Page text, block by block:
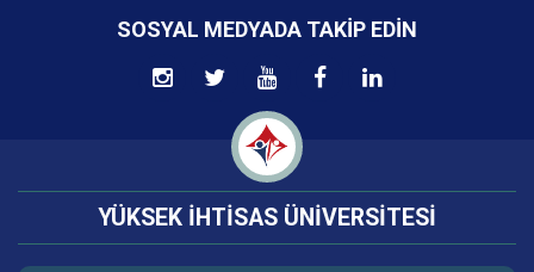
SOSYAL MEDYADA TAKIP EDIN
YÜKSEK İHTİSAS ÜNİVERSİTESİ